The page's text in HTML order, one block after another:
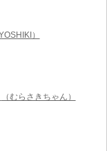
）
（むらさきちゃん）